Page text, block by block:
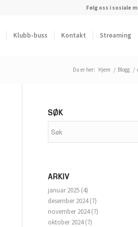
Følg oss i sosiale
Klubb-buss Kontakt Streaming
Du er her: Hjem / Blogg /
SØK
ARKIV
januar 2025 (4)
desember 2024(7)
november 2024(7)
oktober 2024(7)